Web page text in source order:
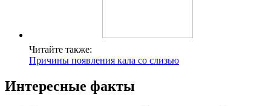
Читайте также:
Причины появления кала со слизью
Интересные факты